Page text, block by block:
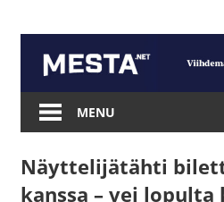
content
Mesta.net
MENU
Näyttelijätähti
kanssa – vei lopulta